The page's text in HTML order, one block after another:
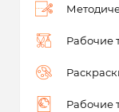
Рабочие
Рабочие